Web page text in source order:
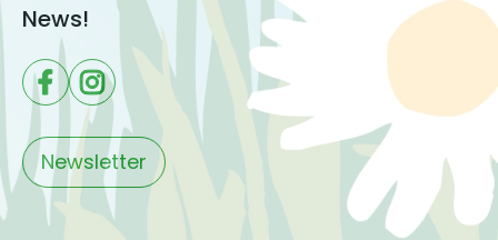
News!
Newsletter